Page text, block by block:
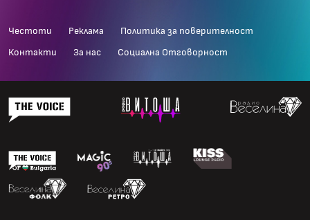
Честоти Реклама Политика за поверителност
Контакти За нас Социална Отговорност